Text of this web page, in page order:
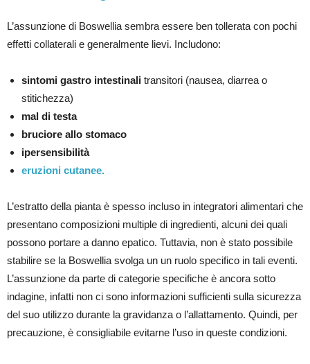
L’assunzione di Boswellia sembra essere ben tollerata con pochi
effetti collaterali e generalmente lievi. Includono:
sintomi gastro intestinali transitori (nausea, diarrea o
stitichezza)
mal di testa
bruciore allo stomaco
ipersensibilità
eruzioni cutanee.
L’estratto della pianta è spesso incluso in integratori alimentari che
presentano composizioni multiple di ingredienti, alcuni dei quali
possono portare a danno epatico. Tuttavia, non è stato possibile
stabilire se la Boswellia svolga un un ruolo specifico in tali eventi.
L’assunzione da parte di categorie specifiche è ancora sotto
indagine, infatti non ci sono informazioni sufficienti sulla sicurezza
del suo utilizzo durante la gravidanza o l’allattamento. Quindi, per
precauzione, è consigliabile evitarne l’uso in queste condizioni.